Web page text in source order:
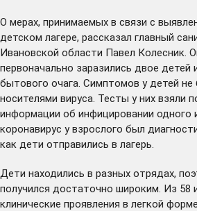
О мерах, принимаемых в связи с
детском лагере, рассказал главный
Ивановской области Павел Колесник.
первоначально заразились двое детей
бытового очага. Симптомов у детей не
носителями вируса. Тесты у них взяли
информации об инфицировании одного
коронавирус у взрослого был
как дети отправились в лагерь.
Дети находились в разных отрядах,
получился достаточно широким. Из 58
клинические проявления в легкой